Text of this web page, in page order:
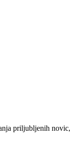
priljubljenih